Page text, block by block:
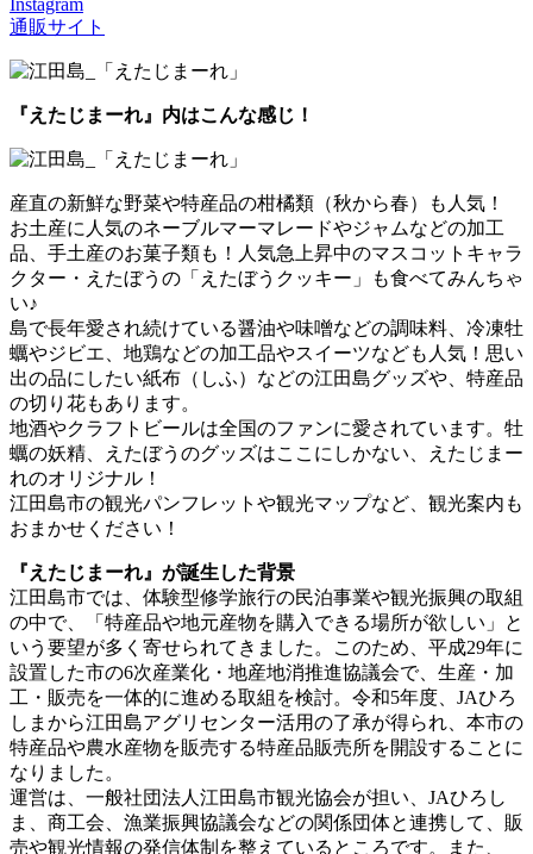
通販サイト
『えたじまーれ』内はこんな感じ！
産直の新鮮な野菜や特産品の柑橘類（秋から春）も人気！
お土産に人気のネーブルマーマレードやジャムなどの加工
品、手土産のお菓子類も！人気急上昇中のマスコットキャラ
クター・えたぼうの「えたぼうクッキー」も食べてみんちゃ
い♪
島で長年愛され続けている醤油や味噌などの調味料、冷凍牡
蠣やジビエ、地鶏などの加工品やスイーツなども人気！思い
出の品にしたい紙布（しふ）などの江田島グッズや、特産品
の切り花もあります。
地酒やクラフトビールは全国のファンに愛されています。牡
蠣の妖精、えたぼうのグッズはここにしかない、えたじまー
れのオリジナル！
江田島市の観光パンフレットや観光マップなど、観光案内も
おまかせください！
『えたじまーれ』が誕生した背景
江田島市では、体験型修学旅行の民泊事業や観光振興の取組
の中で、「特産品や地元産物を購入できる場所が欲しい」と
いう要望が多く寄せられてきました。このため、平成29年に
設置した市の6次産業化・地産地消推進協議会で、生産・加
工・販売を一体的に進める取組を検討。令和5年度、JAひろ
しまから江田島アグリセンター活用の了承が得られ、本市の
特産品や農水産物を販売する特産品販売所を開設することに
なりました。
運営は、一般社団法人江田島市観光協会が担い、JAひろし
ま、商工会、漁業振興協議会などの関係団体と連携して、販
売や観光情報の発信体制を整えているところです。また、